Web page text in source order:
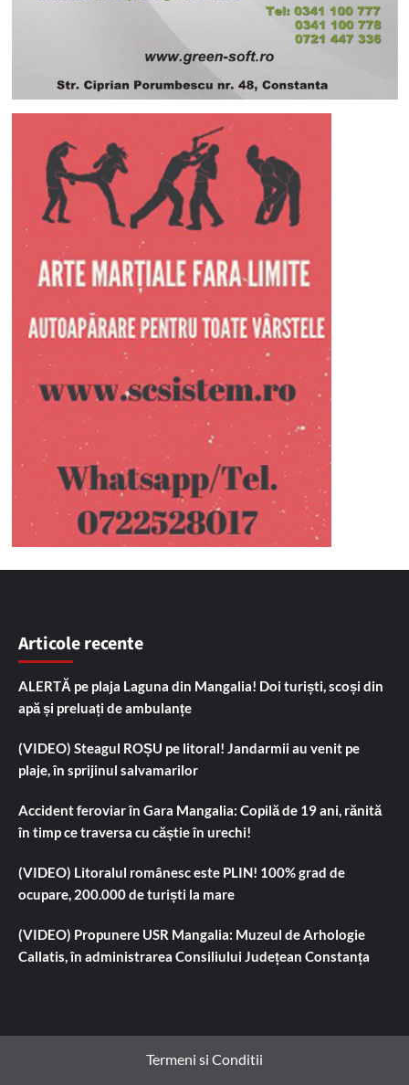
Articole recente
ALERTĂ pe plaja Laguna din Mangalia! Doi turiști, scoși din
apă și preluați de ambulanțe
(VIDEO) Steagul ROȘU pe litoral! Jandarmii au venit pe
plaje, în sprijinul salvamarilor
Accident feroviar în Gara Mangalia: Copilă de 19 ani, rănită
în timp ce traversa cu căștie în urechi!
(VIDEO) Litoralul românesc este PLIN! 100% grad de
ocupare, 200.000 de turiști la mare
(VIDEO) Propunere USR Mangalia: Muzeul de Arhologie
Callatis, în administrarea Consiliului Județean Constanța
Termeni si Conditii